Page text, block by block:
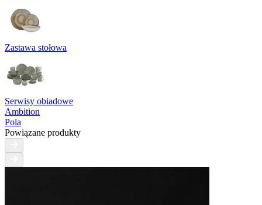
Zastawa stołowa
Serwisy obiadowe
Ambition
Pola
Powiązane produkty